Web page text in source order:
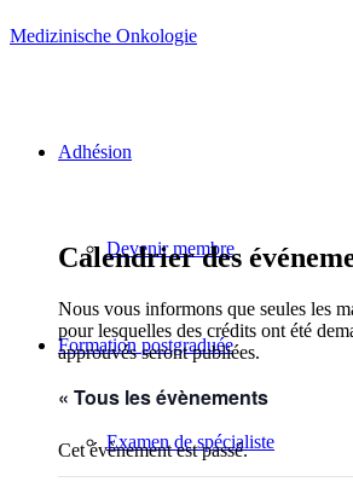
Adhésion
Devenir membre
Formation postgraduée
Examen de spécialiste
Calendrier des
Nous vous informons que seules les
pour lesquelles des crédits ont été
approuvés seront publiées.
« Tous les évènements
Cet évènement est passé.